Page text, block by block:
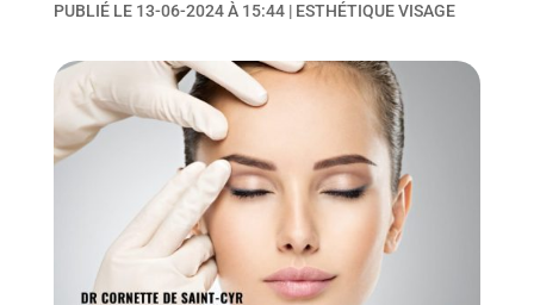
PUBLIÉ LE 13-06-2024 À 15:44| ESTHÉTIQUE VISAGE